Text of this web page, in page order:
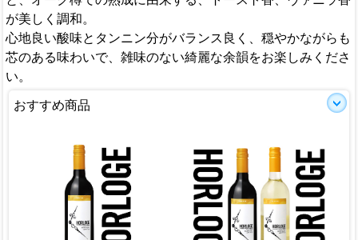
が美しく調和。
心地良い酸味とタンニン分がバランス良く、穏やかながらも
芯のある味わいで、雑味のない綺麗な余韻をお楽しみくださ
い。
おすすめ商品